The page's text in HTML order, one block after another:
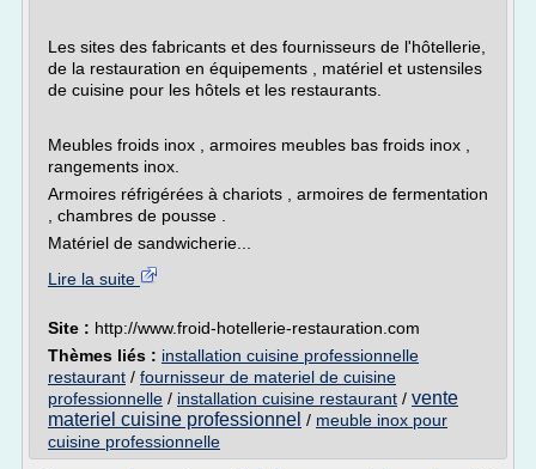
Les sites des fabricants et des fournisseurs de l'hôtellerie,
de la restauration en équipements , matériel et ustensiles
de cuisine pour les hôtels et les restaurants.
Meubles froids inox , armoires meubles bas froids inox ,
rangements inox.
Armoires réfrigérées à chariots , armoires de fermentation
, chambres de pousse .
Matériel de sandwicherie...
Lire la suite
Site : http://www.froid-hotellerie-restauration.com
Thèmes liés : installation cuisine professionnelle
restaurant / fournisseur de materiel de cuisine
professionnelle / installation cuisine restaurant / vente
materiel cuisine professionnel / meuble inox pour
cuisine professionnelle